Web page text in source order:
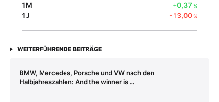
1M +0,37 %
1J -13,00%
WEITERFÜHRENDE BEITRÄGE
BMW, Mercedes, Porsche und VW nach den
Halbjahreszahlen: And the winner is …